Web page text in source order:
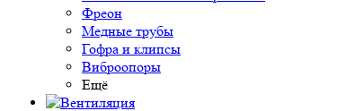
Фреон
Медные трубы
Гофра и клипсы
Виброопоры
Ещё